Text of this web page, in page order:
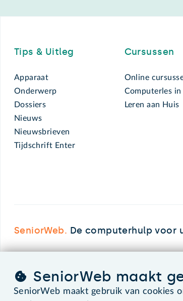
Tips & Uitleg
Apparaat
Onderwerp
Dossiers
Nieuws
Nieuwsbrieven
Tijdschrift Enter
Cursussen
Online
Computerles
Leren aan Huis
SeniorWeb. De computerhulp voor
©2026 SeniorWeb
SeniorWeb maakt
SeniorWeb maakt gebruik van cookies